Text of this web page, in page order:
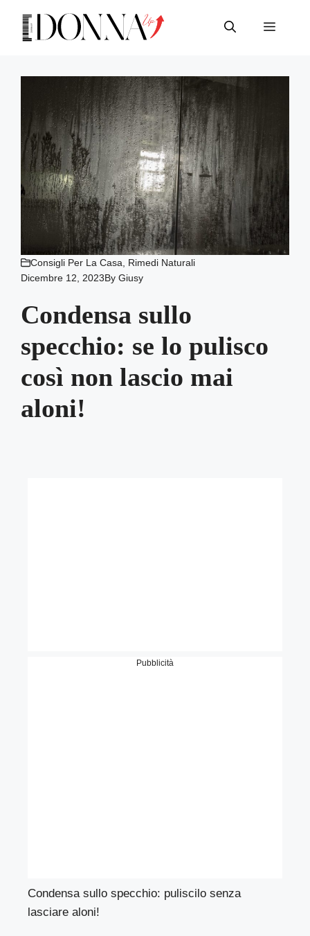
contenuto
Menu
Consigli Per La Casa, Rimedi Naturali
Dicembre 12, 2023ByGiusy
Condensa sullo
specchio: se lo pulisco
così non lascio mai
aloni!
Pubblicità
Condensa sullo specchio: puliscilo senza
lasciare aloni!